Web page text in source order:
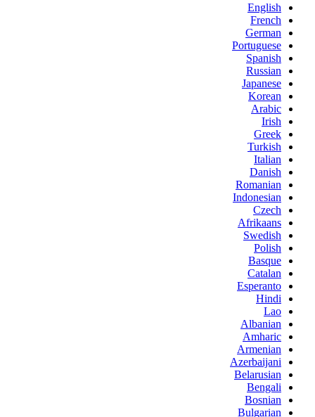
English
French
German
Portuguese
Spanish
Russian
Japanese
Korean
Arabic
Irish
Greek
Turkish
Italian
Danish
Romanian
Indonesian
Czech
Afrikaans
Swedish
Polish
Basque
Catalan
Esperanto
Hindi
Lao
Albanian
Amharic
Armenian
Azerbaijani
Belarusian
Bengali
Bosnian
Bulgarian